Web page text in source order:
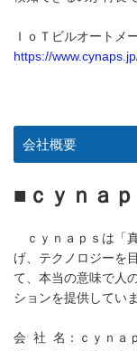
ＩｏＴビルオートメ
https://
会社概要
■ｃｙｎａ
ｃｙｎａｐｓは「
げ、テクノロジーを
て、本当の意味で人
ションを提供していま
会 社 名：ｃｙｎａ